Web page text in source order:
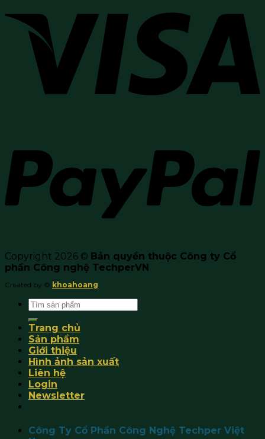
Copyright 2026 © Bản quyền thuộc Công ty Cổ
phần Công nghệ TechperVN
Created by © khoahoang
Search
Trang chủ
Sản phẩm
Giới thiệu
Hình ảnh sản xuất
Liên hệ
Login
Newsletter
Công Ty Cổ Phần Công Nghệ Techper Việt